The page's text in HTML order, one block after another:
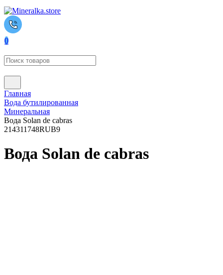
0
Главная
Вода бутилированная
Минеральная
Вода Solan de cabras
214311748RUB9
Вода Solan de cabras